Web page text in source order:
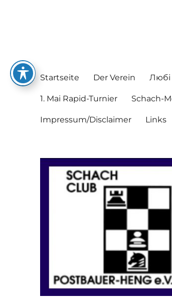
Startseite Der Verein Любі
1. Mai Rapid-Turnier Schach-
Impressum/Disclaimer Links